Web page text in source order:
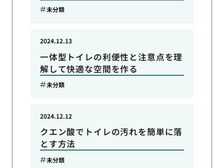
未分類
一体型トイレの利便性と注意点を理
解して快適な空間を作る
2024.12.13
未分類
クエン酸でトイレの汚れを簡単に落
とす方法
2024.12.12
未分類